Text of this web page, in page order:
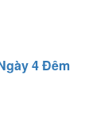
4 Đêm